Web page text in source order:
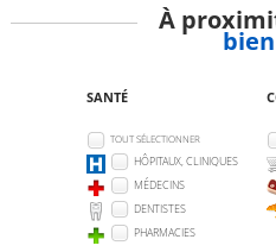
À
SANTÉ
TOUT SÉLECTIONNER
HÔPITAUX, CLINIQUES
MÉDECINS
DENTISTES
PHARMACIES